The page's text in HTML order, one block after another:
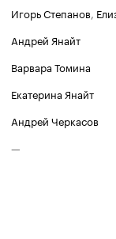
Игорь Степанов,
Андрей Янайт
Варвара Томина
Екатерина Янайт
Андрей Черкасов
—